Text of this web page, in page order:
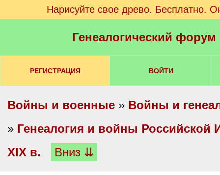
Нарисуйте свое древо. Бесплатно.
Генеалогический
РЕГИСТРАЦИЯ ВОЙТИ
Войны и военные » Войны и
» Генеалогия и войны Российской
XIX в.
Вниз ⇊